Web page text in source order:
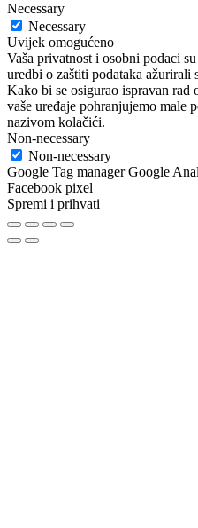
Necessary
Necessary
Uvijek omogućeno
Vaša privatnost i osobni podaci
uredbi o zaštiti podataka ažurirali
Kako bi se osigurao ispravan rad
vaše uređaje pohranjujemo male
nazivom kolačići.
Non-necessary
Non-necessary
Google Tag manager Google
Facebook pixel
Spremi i prihvati